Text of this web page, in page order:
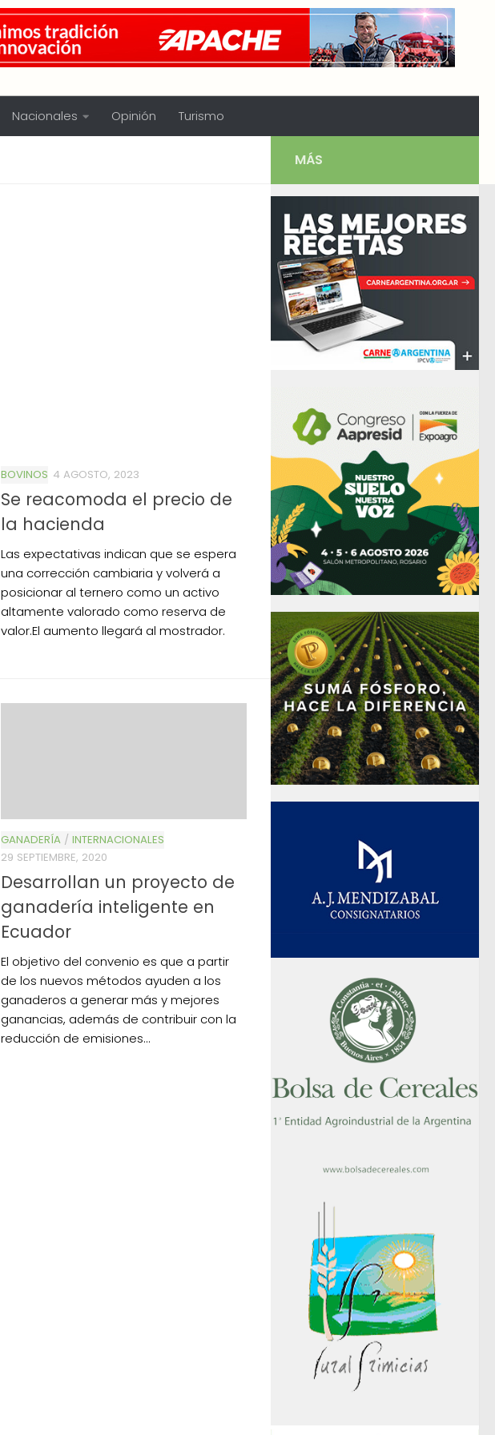
Nacionales Opinión Turismo
BOVINOS 4 AGOSTO, 2023
Se reacomoda el precio de
la hacienda
Las expectativas indican que se espera
una corrección cambiaria y volverá a
posicionar al ternero como un activo
altamente valorado como reserva de
valor.El aumento llegará al mostrador.
GANADERÍA / INTERNACIONALES
29 SEPTIEMBRE, 2020
Desarrollan un proyecto de
ganadería inteligente en
Ecuador
El objetivo del convenio es que a partir
de los nuevos métodos ayuden a los
ganaderos a generar más y mejores
ganancias, además de contribuir con la
reducción de emisiones...
MÁS